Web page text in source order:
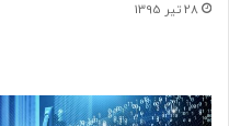
28 تیر 1395